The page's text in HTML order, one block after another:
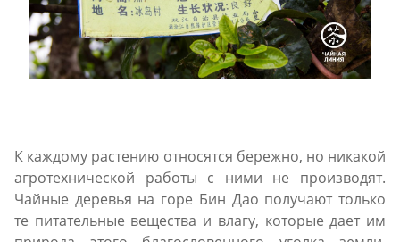
К каждому растению относятся бережно, но никакой
агротехнической работы с ними не производят.
Чайные деревья на горе Бин Дао получают только
те питательные вещества и влагу, которые дает им